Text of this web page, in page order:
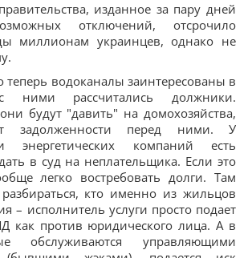
изданное за пару дней
отключений, отсрочило
миллионам украинцев, однако не
теперь водоканалы заинтересованы в
рассчитались должники.
будут "давить" на домохозяйства,
задолженности перед ними. У
энергетических компаний есть
в суд на неплательщика. Если это
легко востребовать долги. Там
кто именно из жильцов
– исполнитель услуги просто подает
как против юридического лица. А в
обслуживаются управляющими